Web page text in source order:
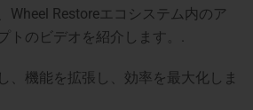
Wheel Restoreエコシステム内のア
トのビデオを紹介します。.
、機能を拡張し、効率を最大化しま